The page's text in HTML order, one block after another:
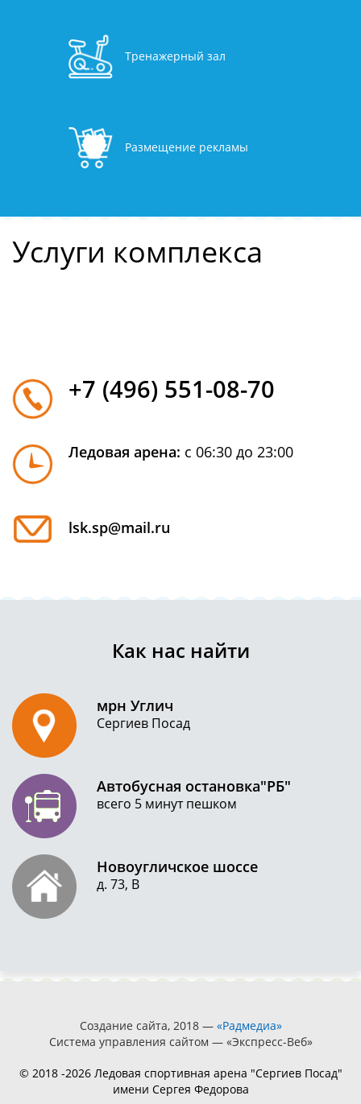
Тренажерный зал
Размещение рекламы
Услуги комплекса
+7 (496) 551-08-70
Ледовая арена: с 06:30 до 23:00
lsk.sp@mail.ru
Как нас найти
мрн Углич
Сергиев Посад
Автобусная остановка"РБ"
всего 5 минут пешком
Новоугличское шоссе
д. 73, В
Создание сайта, 2018 — «Радмедиа»
Система управления сайтом — «Экспресс-Веб»
© 2018 -2026 Ледовая спортивная арена "Сергиев Посад"
имени Сергея Федорова